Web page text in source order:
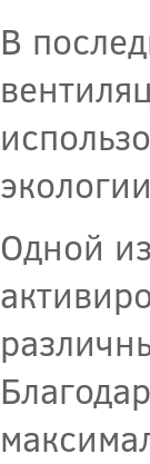
В
Одной